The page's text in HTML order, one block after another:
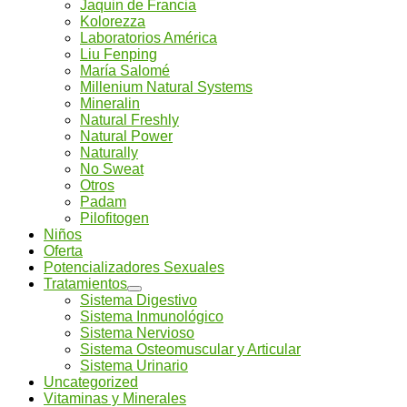
Jaquin de Francia
Kolorezza
Laboratorios América
Liu Fenping
María Salomé
Millenium Natural Systems
Mineralin
Natural Freshly
Natural Power
Naturally
No Sweat
Otros
Padam
Pilofitogen
Niños
Oferta
Potencializadores Sexuales
Tratamientos
Sistema Digestivo
Sistema Inmunológico
Sistema Nervioso
Sistema Osteomuscular y Articular
Sistema Urinario
Uncategorized
Vitaminas y Minerales